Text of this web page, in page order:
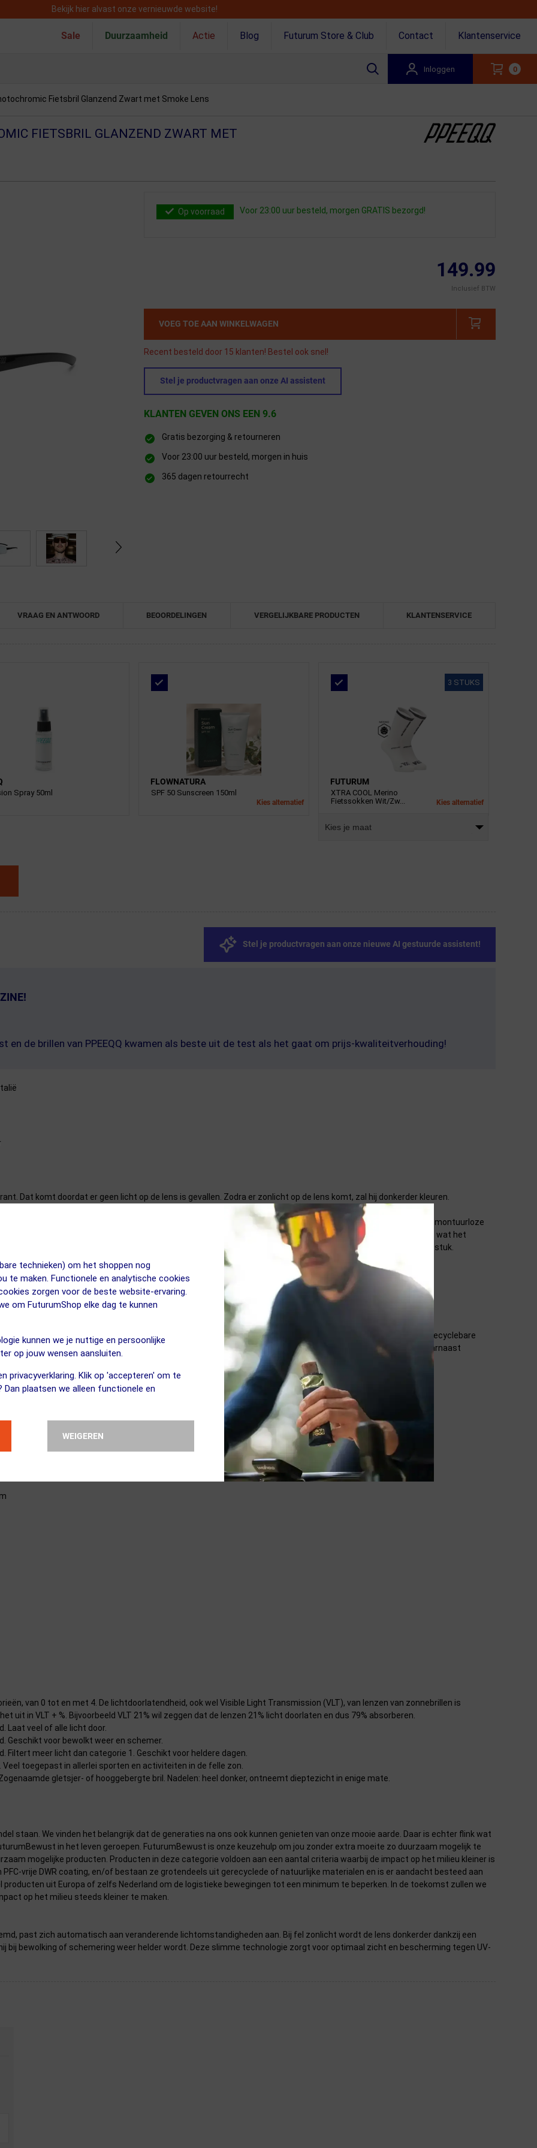
technieken) om het shoppen nog
te maken. Functionele en analytische cookies
zorgen voor de beste website-ervaring.
om FuturumShop elke dag te kunnen
kunnen we je nuttige en persoonlijke
op jouw wensen aansluiten.
privacyverklaring. Klik op 'accepteren' om te
Dan plaatsen we alleen functionele en
WEIGEREN
Bekijk hier alvast onze vernieuwde website!
Sale Duurzaamheid Actie Blog Futurum Store & Club Contact Klantenservice
Inloggen 0
Fietsbril Glanzend Zwart met Smoke Lens
FIETSBRIL GLANZEND ZWART MET
Op voorraad Voor 23:00 uur besteld, morgen GRATIS bezorgd!
149.99
Inclusief BTW
VOEG TOE AAN WINKELWAGEN
Recent besteld door 15 klanten! Bestel ook snel!
Stel je productvragen aan onze AI assistent
KLANTEN GEVEN ONS EEN 9.6
Gratis bezorging & retourneren
Voor 23:00 uur besteld, morgen in huis
365 dagen retourrecht
VRAAG EN ANTWOORD BEOORDELINGEN VERGELIJKBARE PRODUCTEN KLANTENSERVICE
Spray 50ml
FLOWNATURA
SPF 50 Sunscreen 150ml
Kies alternatief
3 STUKS
FUTURUM
XTRA COOL Merino
Fietssokken Wit/Zw...
Kies alternatief
Kies je maat
Stel je productvragen aan onze nieuwe AI gestuurde assistent!
en de brillen van PPEEQQ kwamen als beste uit de test als het gaat om prijs-kwaliteitverhouding!
Dat komt doordat er geen licht op de lens is gevallen. Zodra er zonlicht op de lens komt, zal hij donkerder kleuren.
design in het PPEEQQ-assortiment, speciaal voor sporters die gaan voor een ultralichte en stijlvolle bril. Het montuurloze
voor een strakke uitstraling en een zeer laag gewicht. De lens is iets compacter dan bij de andere modellen, wat het
behouden, dankzij dezelfde comfortabele pootjes als bij Model II en het verstelbare antibacteriële neusstuk.
UV straling. Zo heb je altijd een prettig zicht bij veranderende inval van zonlicht.
en je dus in alle omstandigheden een helder zicht houdt.
je niet aan wil je een lichtgewicht topkwaliteit performance bril maken. Maar dan zijn er nog steeds keuzes. De recyclebare
Deze bonen, of eigenlijk zaden, veroorzaken geen ontbossing en concurreren niet met andere gewassen. Daarnaast
tijdens het fabricageproces.
van 0 tot en met 4. De lichtdoorlatendheid, ook wel Visible Light Transmission (VLT), van lenzen van zonnebrillen is
uit in VLT + %. Bijvoorbeeld VLT 21% wil zeggen dat de lenzen 21% licht doorlaten en dus 79% absorberen.
Laat veel of alle licht door.
Geschikt voor bewolkt weer en schemer.
Filtert meer licht dan categorie 1. Geschikt voor heldere dagen.
toegepast in allerlei sporten en activiteiten in de felle zon.
gletsjer- of hooggebergte bril. Nadelen: heel donker, ontneemt dieptezicht in enige mate.
staan. We vinden het belangrijk dat de generaties na ons ook kunnen genieten van onze mooie aarde. Daar is echter flink wat
in het leven geroepen. FuturumBewust is onze keuzehulp om jou zonder extra moeite zo duurzaam mogelijk te
mogelijke producten. Producten in deze categorie voldoen aan een aantal criteria waarbij de impact op het milieu kleiner is
PFC-vrije DWR coating, en/of bestaan ze grotendeels uit gerecyclede of natuurlijke materialen en is er aandacht besteed aan
producten uit Europa of zelfs Nederland om de logistieke bewegingen tot een minimum te beperken. In de toekomst zullen we
op het milieu steeds kleiner te maken.
past zich automatisch aan veranderende lichtomstandigheden aan. Bij fel zonlicht wordt de lens donkerder dankzij een
bij bewolking of schemering weer helder wordt. Deze slimme technologie zorgt voor optimaal zicht en bescherming tegen UV-